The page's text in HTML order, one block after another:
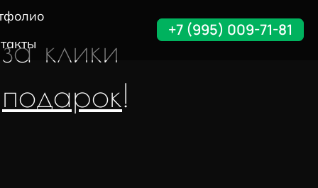
+7 (995) 009-71-81
клики
подарок!